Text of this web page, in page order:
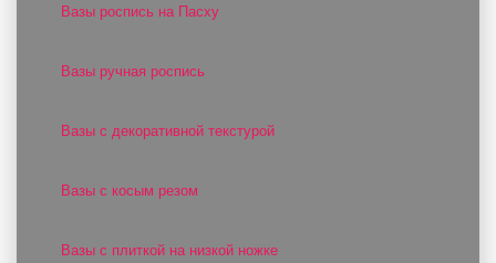
Вазы роспись на Пасху
Вазы ручная роспись
Вазы с декоративной текстурой
Вазы с косым резом
Вазы с плиткой на низкой ножке